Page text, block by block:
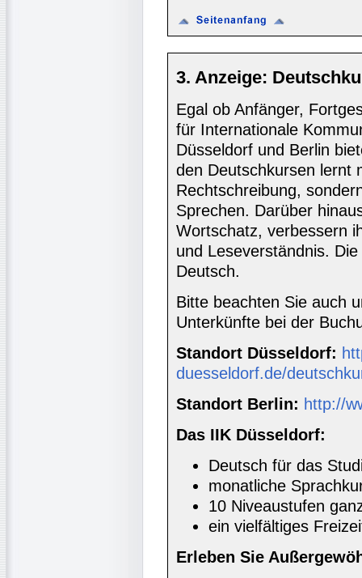
3. Anzeige:
Egal ob Anfänger,
für Internationale
Düsseldorf und Berlin
den Deutschkursen lernt
Rechtschreibung,
Sprechen. Darüber
Wortschatz, verbessern
und Leseverständnis.
Deutsch.
Bitte beachten Sie auch
Unterkünfte bei der
Standort Düsseldorf:
duesseldorf.de/
Standort Berlin: http://
Das IIK Düsseldorf:
Deutsch für das
monatliche
10 Niveaustufen
ein vielfältiges
Erleben Sie